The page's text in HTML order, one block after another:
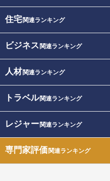
住宅関連ランキング
ビジネス 関連ランキング
人材関連ランキング
トラベル関連ランキング
レジャー関連ランキング
専門家評価関連ランキング